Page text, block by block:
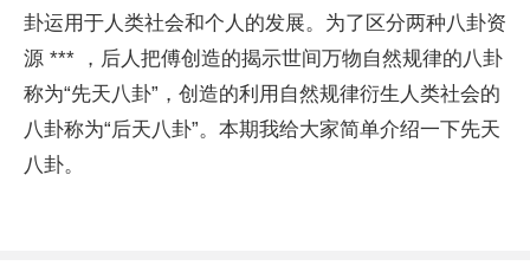
卦运用于人类社会和个人的发展。为了区分两种八卦资
源 *** ，后人把傅创造的揭示世间万物自然规律的八卦
称为“先天八卦”，创造的利用自然规律衍生人类社会的
八卦称为“后天八卦”。本期我给大家简单介绍一下先天
八卦。